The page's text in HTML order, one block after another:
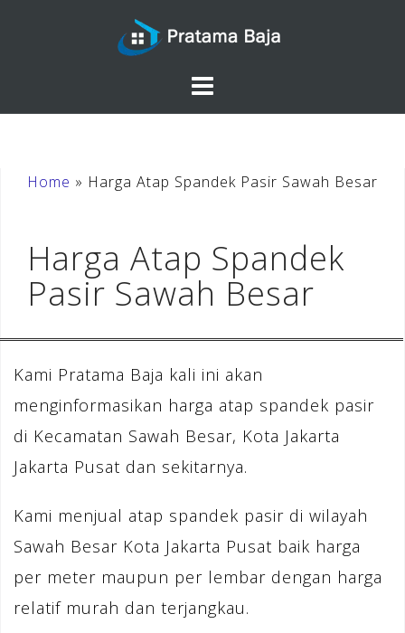
Home » Harga Atap Spandek Pasir Sawah Besar
Harga Atap Spandek
Pasir Sawah Besar
Kami Pratama Baja kali ini akan
menginformasikan harga atap spandek pasir
di Kecamatan Sawah Besar, Kota Jakarta
Jakarta Pusat dan sekitarnya.
Kami menjual atap spandek pasir di wilayah
Sawah Besar Kota Jakarta Pusat baik harga
per meter maupun per lembar dengan harga
relatif murah dan terjangkau.